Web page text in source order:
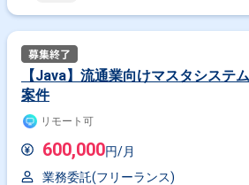
【Java】流通業向けマスタシステ
案件
リモート可
600,000円/月
業務委託(フリーランス)